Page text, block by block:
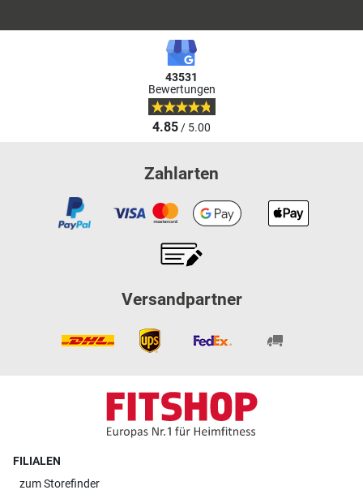
43531
Bewertungen
4.85/ 5.00
Zahlarten
Versandpartner
FILIALEN
zumStorefinder